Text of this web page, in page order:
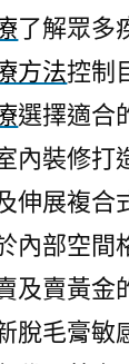
了解眾多
方法控制
選擇適合
內裝修打
伸展複合
內部空間
及賣黃金
脫毛膏敏